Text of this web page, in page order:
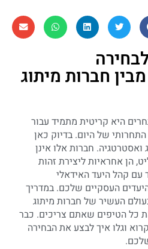
חברות מיתוג
היא קריטית מתמיד עבור
של היום. בדיוק כאן
חברות אלו אינן
הן אחראיות ליצירת זהות
עם קהל היעד האידאלי
העסקיים שלכם. במדריך
העשיר של חברות מיתוג
כל הטיפים שאתם צריכים. כבר
וגלו איך לבצע את הבחירה